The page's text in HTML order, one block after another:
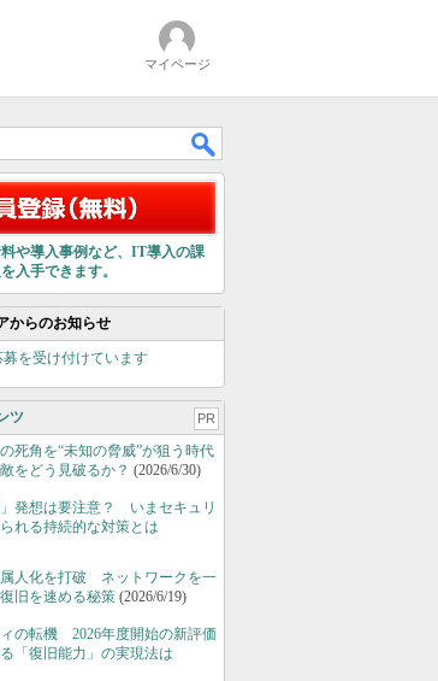
マイページ
や導入事例など、IT導入の課
入手できます。
からのお知らせ
を受け付けています
ツ PR
死角を“未知の脅威”が狙う時代
をどう見破るか？ (2026/6/30)
」発想は要注意？ いまセキュリ
れる持続的な対策とは
人化を打破 ネットワークを一
旧を速める秘策 (2026/6/19)
の転機 2026年度開始の新評価
「復旧能力」の実現法は